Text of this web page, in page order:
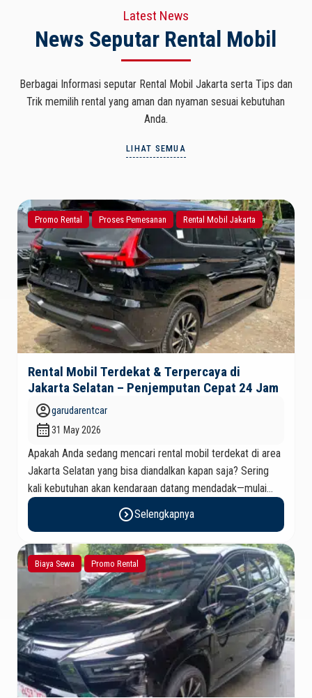
Latest News
News Seputar Rental Mobil
Berbagai Informasi seputar Rental Mobil Jakarta serta Tips dan
Trik memilih rental yang aman dan nyaman sesuai kebutuhan
Anda.
LIHAT SEMUA
Promo Rental Proses Pemesanan Rental Mobil Jakarta
Rental Mobil Terdekat & Terpercaya di
Jakarta Selatan – Penjemputan Cepat 24 Jam
account_circlegarudarentcar
calendar_month31 May 2026
Apakah Anda sedang mencari rental mobil terdekat di area
Jakarta Selatan yang bisa diandalkan kapan saja? Sering
kali kebutuhan akan kendaraan datang mendadak—mulai
dari urusan bisnis penting, menghadiri acara keluarga,
perjalanan dinas, hingga kebutuhan darurat di tengah
malam. Di saat seperti itu, Anda tentu tidak ingin
membuang waktu berharga hanya untuk menunggu
konfirmasi armada yang […]
expand_circle_rightSelengkapnya
Biaya Sewa Promo Rental